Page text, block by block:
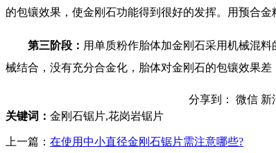
的包镶效果，使金刚石功能得到很好的发挥。用预合
第三阶段： 用单质粉作胎体加金刚石采用机械混
械结合，没有充分合金化，胎体对金刚石的包镶效果差
分享到： 微信 新
关键词： 金刚石锯片,花岗岩锯片
上一篇： 在使用中小直径金刚石锯片需注意哪些?